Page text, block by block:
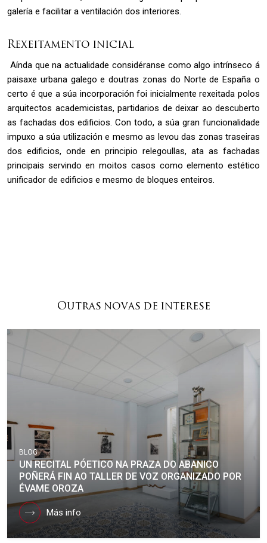
galería e facilitar a ventilación dos interiores.
Rexeitamento inicial
Aínda que na actualidade considéranse como algo intrínseco á
paisaxe urbana galego e doutras zonas do Norte de España o
certo é que a súa incorporación foi inicialmente rexeitada polos
arquitectos academicistas, partidarios de deixar ao descuberto
as fachadas dos edificios. Con todo, a súa gran funcionalidade
impuxo a súa utilización e mesmo as levou das zonas traseiras
dos edificios, onde en principio relegoullas, ata as fachadas
principais servindo en moitos casos como elemento estético
unificador de edificios e mesmo de bloques enteiros.
Outras novas de interese
BLOG
UN RECITAL PÓETICO NA PRAZA DO ABANICO
POÑERÁ FIN AO TALLER DE VOZ ORGANIZADO POR
ÉVAME OROZA
Más info